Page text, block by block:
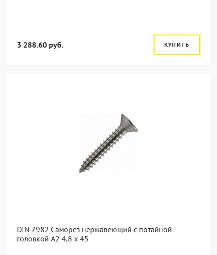
3 288.60 руб. КУПИТЬ
DIN 7982 Саморез нержавеющий с потайной
головкой А2 4,8 x 45